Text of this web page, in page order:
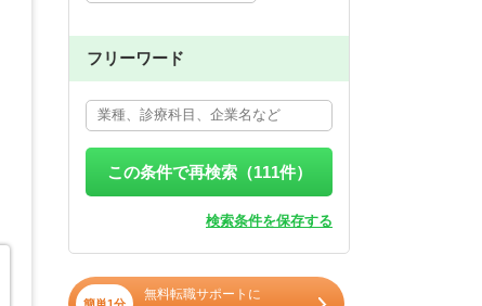
フリーワード
この条件で再検索（111件）
検索条件を保存する
無料転職サポートに